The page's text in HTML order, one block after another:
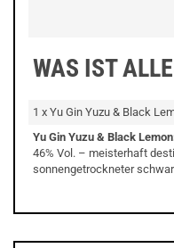
WAS IST
1 x Yu Gin Yuzu & Black
Yu Gin Yuzu & Black
46% Vol. – meisterhaft
sonnengetrockneter